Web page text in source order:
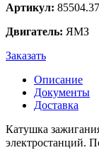
Артикул:
Двигатель: ЯМЗ
Заказать
Описание
Документы
Доставка
Катушка
электростанций.